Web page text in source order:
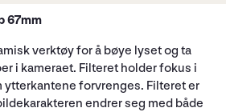
67mm
verktøy for å bøye lyset og ta
i kameraet. Filteret holder fokus i
ytterkantene forvrenges. Filteret er
endrer seg med både